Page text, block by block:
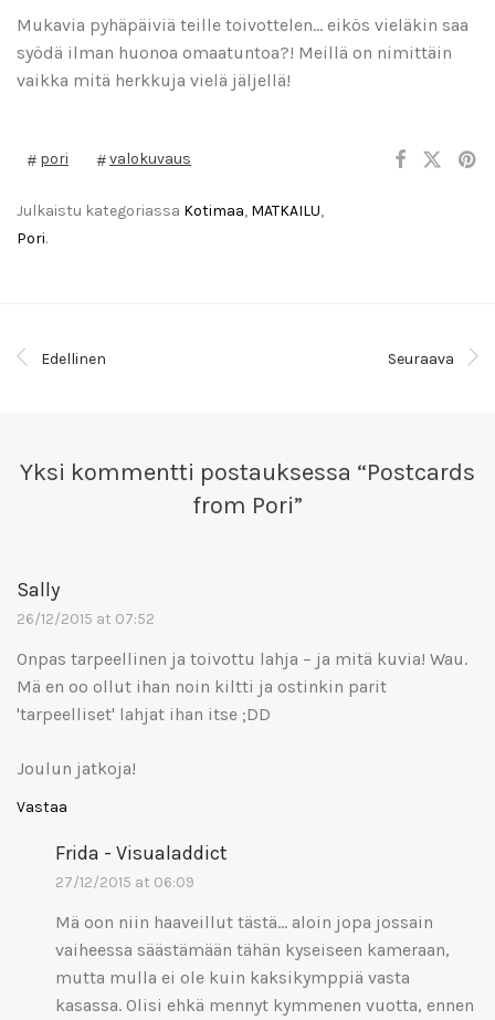
Mukavia pyhäpäiviä teille toivottelen… eikös vieläkin saa
syödä ilman huonoa omaatuntoa?! Meillä on nimittäin
vaikka mitä herkkuja vielä jäljellä!
pori valokuvaus
Julkaistu kategoriassa Kotimaa, MATKAILU,
Pori.
Edellinen Seuraava
Yksi kommentti postauksessa “Postcards
from Pori”
Sally
26/12/2015 at 07:52
Onpas tarpeellinen ja toivottu lahja – ja mitä kuvia! Wau.
Mä en oo ollut ihan noin kiltti ja ostinkin parit
'tarpeelliset' lahjat ihan itse ;DD
Joulun jatkoja!
Vastaa
Frida - Visualaddict
27/12/2015 at 06:09
Mä oon niin haaveillut tästä… aloin jopa jossain
vaiheessa säästämään tähän kyseiseen kameraan,
mutta mulla ei ole kuin kaksikymppiä vasta
kasassa. Olisi ehkä mennyt kymmenen vuotta, ennen